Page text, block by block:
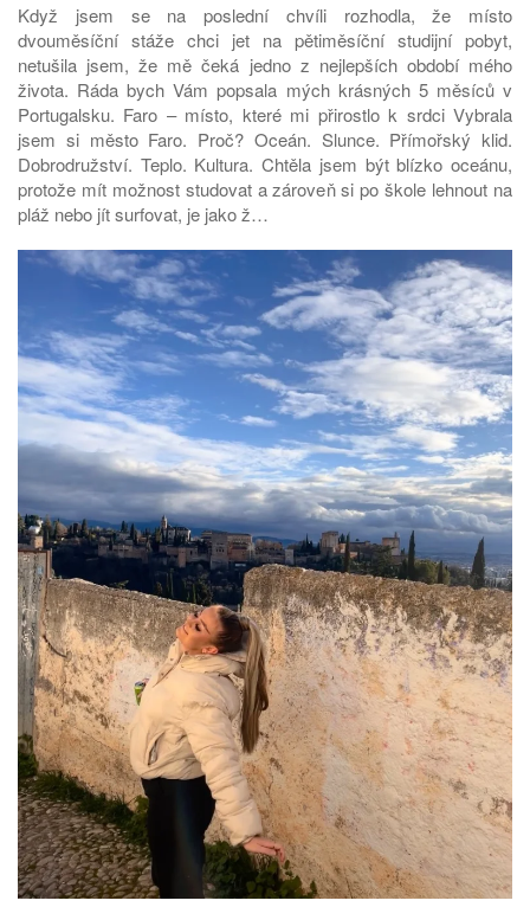
Když jsem se na poslední chvíli rozhodla, že místo
dvouměsíční stáže chci jet na pětiměsíční studijní pobyt,
netušila jsem, že mě čeká jedno z nejlepších období mého
života. Ráda bych Vám popsala mých krásných 5 měsíců v
Portugalsku. Faro – místo, které mi přirostlo k srdci Vybrala
jsem si město Faro. Proč? Oceán. Slunce. Přímořský klid.
Dobrodružství. Teplo. Kultura. Chtěla jsem být blízko oceánu,
protože mít možnost studovat a zároveň si po škole lehnout na
pláž nebo jít surfovat, je jako ž…